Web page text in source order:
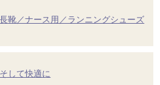
靴／ナース用／ランニングシューズ
して快適に